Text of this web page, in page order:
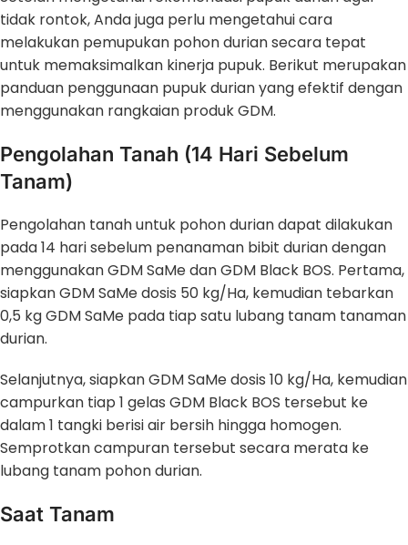
tidak rontok, Anda juga perlu mengetahui cara
melakukan pemupukan pohon durian secara tepat
untuk memaksimalkan kinerja pupuk. Berikut merupakan
panduan penggunaan pupuk durian yang efektif dengan
menggunakan rangkaian produk GDM.
Pengolahan Tanah (14 Hari Sebelum
Tanam)
Pengolahan tanah untuk pohon durian dapat dilakukan
pada 14 hari sebelum penanaman bibit durian dengan
menggunakan GDM SaMe dan GDM Black BOS. Pertama,
siapkan GDM SaMe dosis 50 kg/Ha, kemudian tebarkan
0,5 kg GDM SaMe pada tiap satu lubang tanam tanaman
durian.
Selanjutnya, siapkan GDM SaMe dosis 10 kg/Ha, kemudian
campurkan tiap 1 gelas GDM Black BOS tersebut ke
dalam 1 tangki berisi air bersih hingga homogen.
Semprotkan campuran tersebut secara merata ke
lubang tanam pohon durian.
Saat Tanam